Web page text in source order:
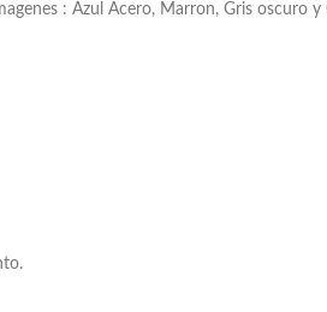
: Azul Acero, Marron, Gris oscuro y